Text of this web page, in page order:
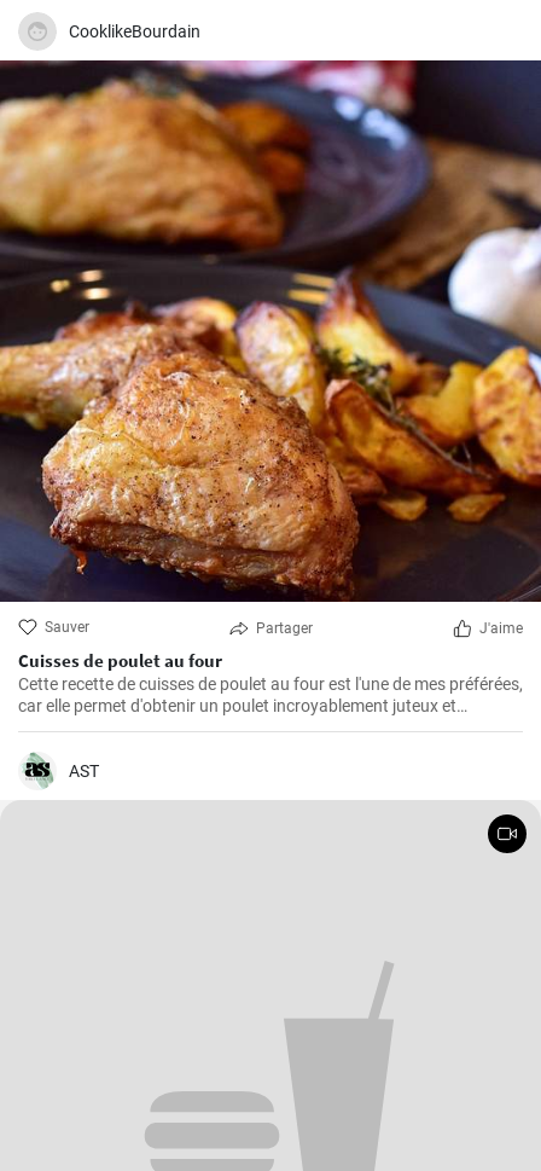
CooklikeBourdain
Sauver Partager J'aime
Cuisses de poulet au four
Cette recette de cuisses de poulet au four est l'une de mes préférées,
car elle permet d'obtenir un poulet incroyablement juteux et
savoureux. Les cuisses de poulet sont les parties du poulet que je
préfère cuire au four parce qu'elles restent juteuses même après un
long temps de cuisson. De plus, les ingrédients sont simples, mais
parviennent toujours à faire ressortir le meilleur du poulet, créant
AST